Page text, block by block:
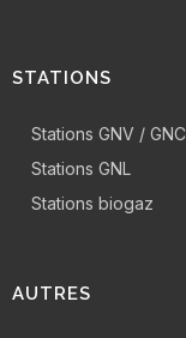
STATIONS
Stations GNV / GNC
Stations GNL
Stations biogaz
AUTRES